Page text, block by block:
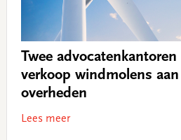
Twee
verkoop windmolens
overheden
Lees meer